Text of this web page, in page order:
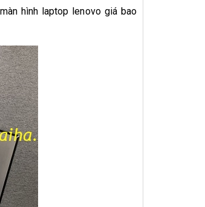
hình laptop lenovo giá bao